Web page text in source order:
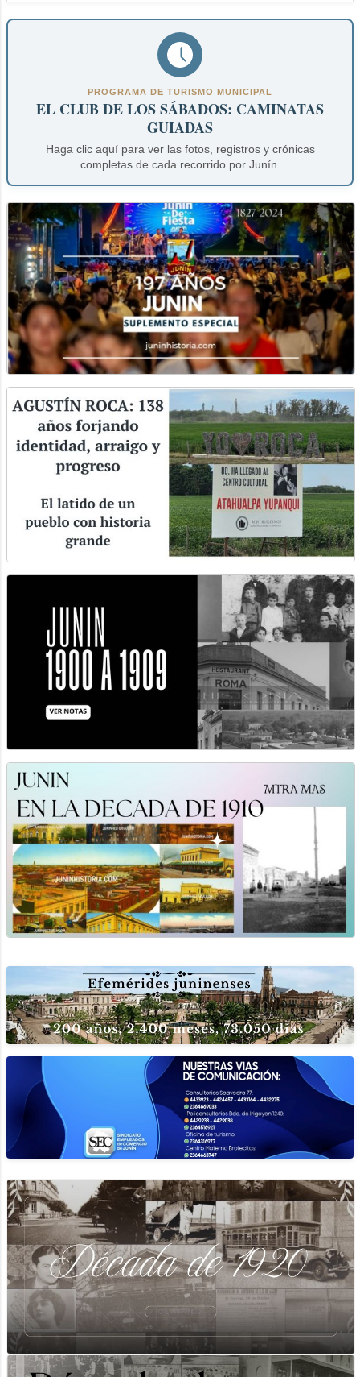
PROGRAMA DE TURISMO MUNICIPAL
EL CLUB DE LOS SÁBADOS: CAMINATAS
GUIADAS
Haga clic aquí para ver las fotos, registros y crónicas
completas de cada recorrido por Junín.